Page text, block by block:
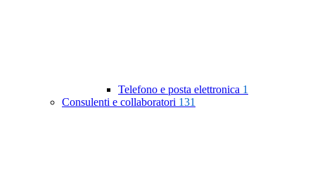
Telefono e posta elettronica 1
Consulenti e collaboratori 131